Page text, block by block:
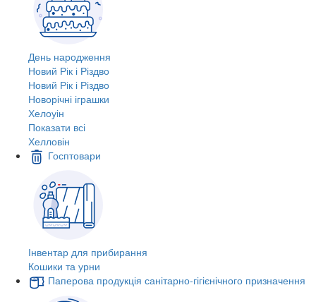
День народження
Новий Рік і Різдво
Новий Рік і Різдво
Новорічні іграшки
Хелоуін
Показати всі
Хелловін
Госптовари
Інвентар для прибирання
Кошики та урни
Паперова продукція санітарно-гігієнічного призначення